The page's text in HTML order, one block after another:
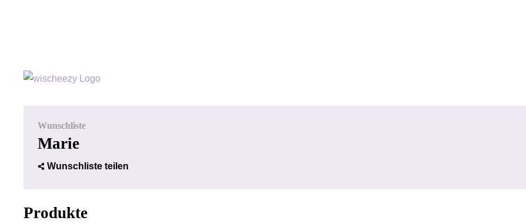
Wunschliste
Marie
Wunschliste teilen
Produkte